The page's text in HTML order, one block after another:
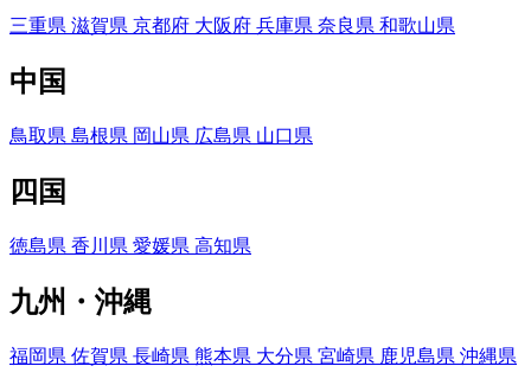
三重県 滋賀県 京都府 大阪府 兵庫県 奈良県 和歌山県
中国
鳥取県 島根県 岡山県 広島県 山口県
四国
徳島県 香川県 愛媛県 高知県
九州・沖縄
福岡県 佐賀県 長崎県 熊本県 大分県 宮崎県 鹿児島県 沖縄県